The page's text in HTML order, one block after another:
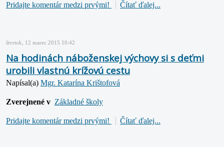
Pridajte komentár medzi prvými! Čítať ďalej...
štvrtok, 12 marec 2015 10:42
Na hodinách náboženskej výchovy si s deťmi
urobili vlastnú krížovú cestu
Napísal(a) Mgr. Katarína Krištofová
Zverejnené v Základné školy
Pridajte komentár medzi prvými! Čítať ďalej...